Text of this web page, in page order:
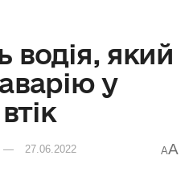
водія, який
у
27.06.2022 AA